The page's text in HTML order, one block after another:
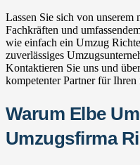
Lassen Sie sich von unserem
Fachkräften und
wie einfach ein Umzug
zuverlässiges
Kontaktieren Sie uns und
kompetenter Partner für
Warum Elbe
Umzugsfirma